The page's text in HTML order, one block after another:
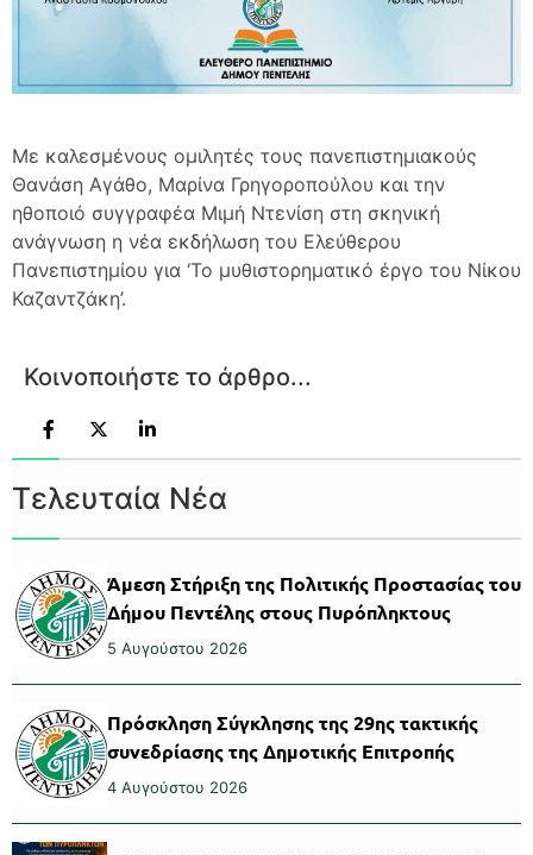
Με καλεσμένους ομιλητές τους πανεπιστημιακούς
Θανάση Αγάθο, Μαρίνα Γρηγοροπούλου και την
ηθοποιό συγγραφέα Μιμή Ντενίση στη σκηνική
ανάγνωση η νέα εκδήλωση του Ελεύθερου
Πανεπιστημίου για ‘Το μυθιστορηματικό έργο του Νίκου
Καζαντζάκη’.
Κοινοποιήστε το άρθρο...
Τελευταία Νέα
Άμεση Στήριξη της Πολιτικής Προστασίας του
Δήμου Πεντέλης στους Πυρόπληκτους
5 Αυγούστου 2026
Πρόσκληση Σύγκλησης της 29ης τακτικής
συνεδρίασης της Δημοτικής Επιτροπής
4 Αυγούστου 2026